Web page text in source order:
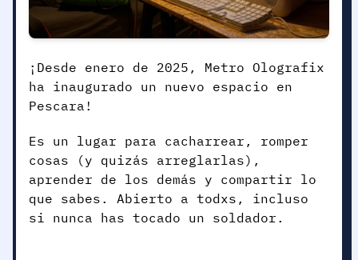
¡Desde enero de 2025, Metro Olografix
ha inaugurado un nuevo espacio en
Pescara!
Es un lugar para cacharrear, romper
cosas (y quizás arreglarlas),
aprender de los demás y compartir lo
que sabes. Abierto a todxs, incluso
si nunca has tocado un soldador.